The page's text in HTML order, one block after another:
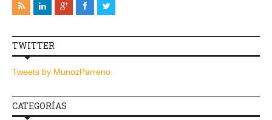
TWITTER
Tweets by MunozParreno
CATEGORÍAS